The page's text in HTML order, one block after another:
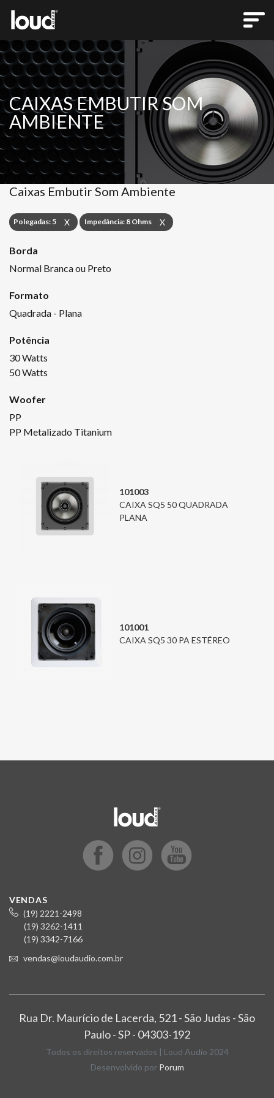
CAIXAS EMBUTIR SOM
AMBIENTE
Caixas Embutir Som Ambiente
Polegadas: 5 X Impedância: 8 Ohms X
Borda
Normal Branca ou Preto
Formato
Quadrada - Plana
Potência
30 Watts
50 Watts
Woofer
PP
PP Metalizado Titanium
101003
CAIXA SQ5 50 QUADRADA
PLANA
101001
CAIXA SQ5 30 PA ESTÉREO
VENDAS
(19) 2221-2498
(19) 3262-1411
(19) 3342-7166
vendas@loudaudio.com.br
Rua Dr. Maurício de Lacerda, 521 - São Judas - São
Paulo - SP - 04303-192
Todos os direitos reservados | Loud Audio 2024
Desenvolvido por Porum